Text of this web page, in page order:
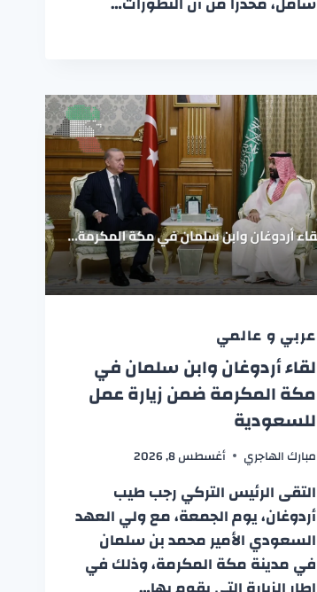
عربي و عالمي
لقاء أردوغان وابن سلمان في
مكة المكرمة ضمن زيارة عمل
للسعودية
مبارك الهاجري أغسطس 8, 2026
التقى الرئيس التركي رجب طيب
أردوغان، يوم الجمعة، مع ولي العهد
السعودي الأمير محمد بن سلمان
في مدينة مكة المكرمة، وذلك في